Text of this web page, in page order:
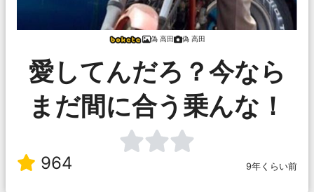
偽 高田 偽 高田
愛してんだろ？今なら
まだ間に合う乗んな！
964 9年くらい前